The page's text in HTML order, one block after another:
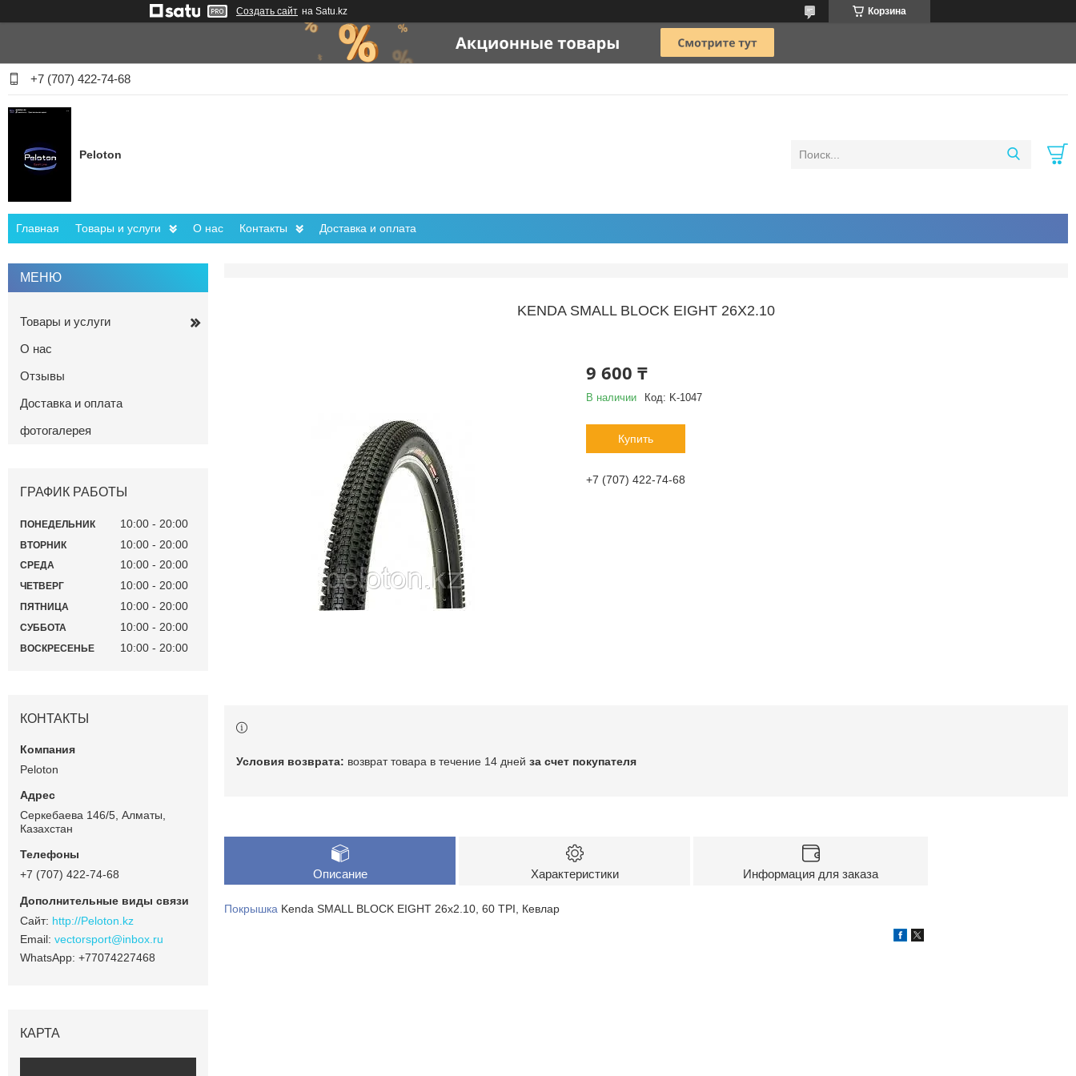
Создать сайт на Satu.kz Корзина
+7 (707) 422-74-68
Peloton
Главная Товары и услуги О нас Контакты Доставка и оплата
KENDA SMALL BLOCK EIGHT 26X2.10
9 600 ₸
В наличии Код: K-1047
Купить
+7 (707) 422-74-68
возврат товара в течение 14 дней за счет покупателя
Описание Характеристики Информация для заказа
Покрышка Kenda SMALL BLOCK EIGHT 26х2.10, 60 TPI, Кевлар
Товары и услуги
О нас
Отзывы
Доставка и оплата
фотогалерея
ГРАФИК РАБОТЫ
ПОНЕДЕЛЬНИК 10:00 20:00
ВТОРНИК 10:00 20:00
СРЕДА 10:00 20:00
ЧЕТВЕРГ 10:00 20:00
ПЯТНИЦА 10:00 20:00
СУББОТА 10:00 20:00
ВОСКРЕСЕНЬЕ 10:00 20:00
КОНТАКТЫ
Peloton
Серкебаева 146/5, Алматы,
Казахстан
+7 (707) 422-74-68
http://Peloton.kz
vectorsport@inbox.ru
+77074227468
КАРТА